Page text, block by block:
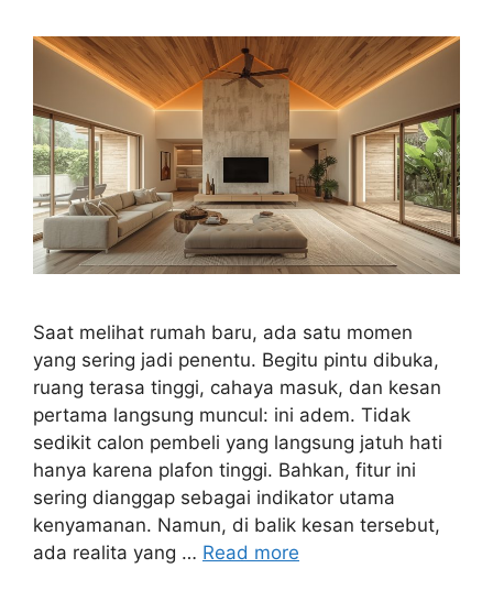
Saat melihat rumah baru, ada satu momen
yang sering jadi penentu. Begitu pintu dibuka,
ruang terasa tinggi, cahaya masuk, dan kesan
pertama langsung muncul: ini adem. Tidak
sedikit calon pembeli yang langsung jatuh hati
hanya karena plafon tinggi. Bahkan, fitur ini
sering dianggap sebagai indikator utama
kenyamanan. Namun, di balik kesan tersebut,
ada realita yang … Read more